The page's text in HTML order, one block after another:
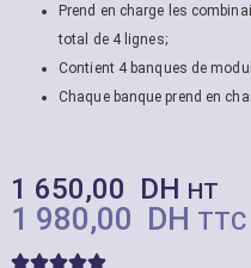
Prend en charge les
total de 4 lignes;
Contient 4 banques de
Chaque banque prend en
1 650,00 DH HT
1 980,00 DH TTC